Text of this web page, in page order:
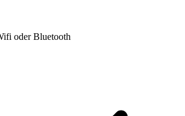
oder Bluetooth